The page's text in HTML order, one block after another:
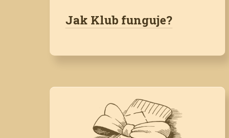
Jak Klub funguje?